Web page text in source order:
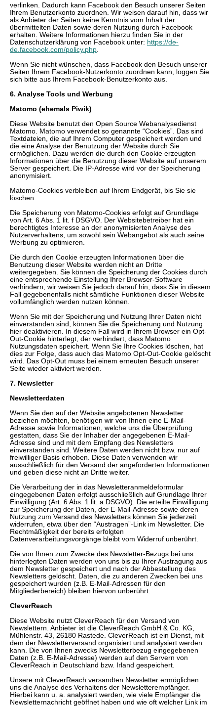
verlinken. Dadurch kann Facebook den Besuch unserer Seiten
Ihrem Benutzerkonto zuordnen. Wir weisen darauf hin, dass wir
als Anbieter der Seiten keine Kenntnis vom Inhalt der
übermittelten Daten sowie deren Nutzung durch Facebook
erhalten. Weitere Informationen hierzu finden Sie in der
Datenschutzerklärung von Facebook unter: https://de-
de.facebook.com/policy.php.
Wenn Sie nicht wünschen, dass Facebook den Besuch unserer
Seiten Ihrem Facebook-Nutzerkonto zuordnen kann, loggen Sie
sich bitte aus Ihrem Facebook-Benutzerkonto aus.
6. Analyse Tools und Werbung
Matomo (ehemals Piwik)
Diese Website benutzt den Open Source Webanalysedienst
Matomo. Matomo verwendet so genannte “Cookies”. Das sind
Textdateien, die auf Ihrem Computer gespeichert werden und
die eine Analyse der Benutzung der Website durch Sie
ermöglichen. Dazu werden die durch den Cookie erzeugten
Informationen über die Benutzung dieser Website auf unserem
Server gespeichert. Die IP-Adresse wird vor der Speicherung
anonymisiert.
Matomo-Cookies verbleiben auf Ihrem Endgerät, bis Sie sie
löschen.
Die Speicherung von Matomo-Cookies erfolgt auf Grundlage
von Art. 6 Abs. 1 lit. f DSGVO. Der Websitebetreiber hat ein
berechtigtes Interesse an der anonymisierten Analyse des
Nutzerverhaltens, um sowohl sein Webangebot als auch seine
Werbung zu optimieren.
Die durch den Cookie erzeugten Informationen über die
Benutzung dieser Website werden nicht an Dritte
weitergegeben. Sie können die Speicherung der Cookies durch
eine entsprechende Einstellung Ihrer Browser-Software
verhindern; wir weisen Sie jedoch darauf hin, dass Sie in diesem
Fall gegebenenfalls nicht sämtliche Funktionen dieser Website
vollumfänglich werden nutzen können.
Wenn Sie mit der Speicherung und Nutzung Ihrer Daten nicht
einverstanden sind, können Sie die Speicherung und Nutzung
hier deaktivieren. In diesem Fall wird in Ihrem Browser ein Opt-
Out-Cookie hinterlegt, der verhindert, dass Matomo
Nutzungsdaten speichert. Wenn Sie Ihre Cookies löschen, hat
dies zur Folge, dass auch das Matomo Opt-Out-Cookie gelöscht
wird. Das Opt-Out muss bei einem erneuten Besuch unserer
Seite wieder aktiviert werden.
7. Newsletter
Newsletterdaten
Wenn Sie den auf der Website angebotenen Newsletter
beziehen möchten, benötigen wir von Ihnen eine E-Mail-
Adresse sowie Informationen, welche uns die Überprüfung
gestatten, dass Sie der Inhaber der angegebenen E-Mail-
Adresse sind und mit dem Empfang des Newsletters
einverstanden sind. Weitere Daten werden nicht bzw. nur auf
freiwilliger Basis erhoben. Diese Daten verwenden wir
ausschließlich für den Versand der angeforderten Informationen
und geben diese nicht an Dritte weiter.
Die Verarbeitung der in das Newsletteranmeldeformular
eingegebenen Daten erfolgt ausschließlich auf Grundlage Ihrer
Einwilligung (Art. 6 Abs. 1 lit. a DSGVO). Die erteilte Einwilligung
zur Speicherung der Daten, der E-Mail-Adresse sowie deren
Nutzung zum Versand des Newsletters können Sie jederzeit
widerrufen, etwa über den “Austragen”-Link im Newsletter. Die
Rechtmäßigkeit der bereits erfolgten
Datenverarbeitungsvorgänge bleibt vom Widerruf unberührt.
Die von Ihnen zum Zwecke des Newsletter-Bezugs bei uns
hinterlegten Daten werden von uns bis zu Ihrer Austragung aus
dem Newsletter gespeichert und nach der Abbestellung des
Newsletters gelöscht. Daten, die zu anderen Zwecken bei uns
gespeichert wurden (z.B. E-Mail-Adressen für den
Mitgliederbereich) bleiben hiervon unberührt.
CleverReach
Diese Website nutzt CleverReach für den Versand von
Newslettern. Anbieter ist die CleverReach GmbH & Co. KG,
Mühlenstr. 43, 26180 Rastede. CleverReach ist ein Dienst, mit
dem der Newsletterversand organisiert und analysiert werden
kann. Die von Ihnen zwecks Newsletterbezug eingegebenen
Daten (z.B. E-Mail-Adresse) werden auf den Servern von
CleverReach in Deutschland bzw. Irland gespeichert.
Unsere mit CleverReach versandten Newsletter ermöglichen
uns die Analyse des Verhaltens der Newsletterempfänger.
Hierbei kann u. a. analysiert werden, wie viele Empfänger die
Newsletternachricht geöffnet haben und wie oft welcher Link im